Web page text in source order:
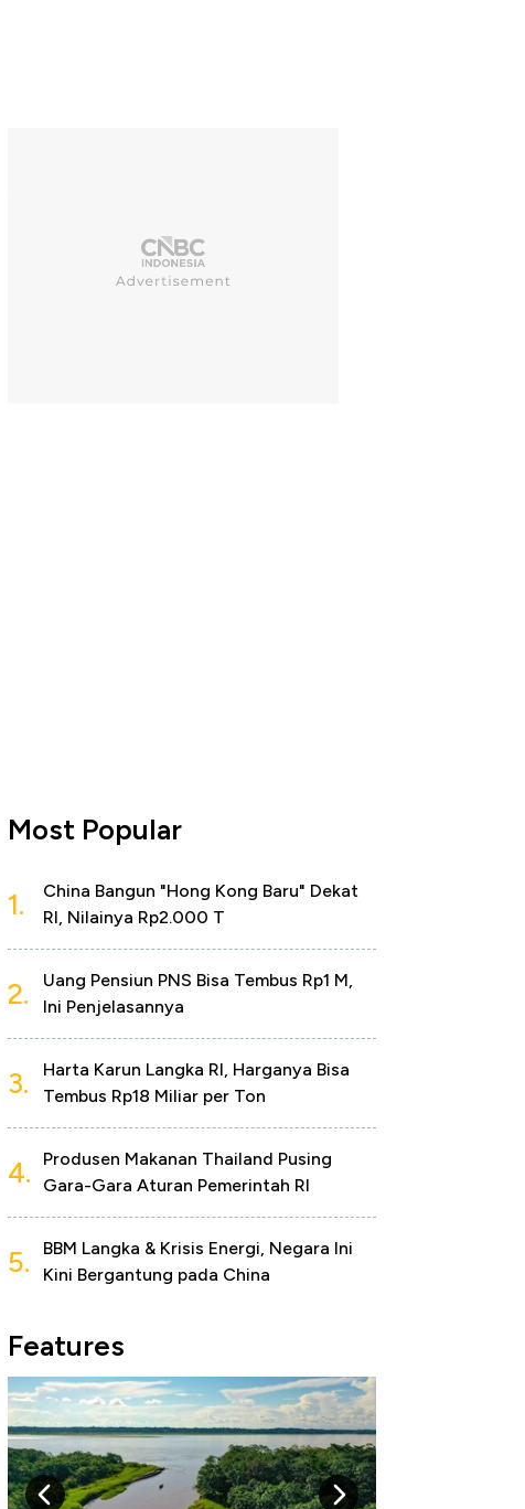
Most Popular
1.
China Bangun "Hong Kong Baru" Dekat
RI, Nilainya Rp2.000 T
2.
Uang Pensiun PNS Bisa Tembus Rp1 M,
Ini Penjelasannya
3.
Harta Karun Langka RI, Harganya Bisa
Tembus Rp18 Miliar per Ton
4.
Produsen Makanan Thailand Pusing
Gara-Gara Aturan Pemerintah RI
5.
BBM Langka & Krisis Energi, Negara Ini
Kini Bergantung pada China
Features